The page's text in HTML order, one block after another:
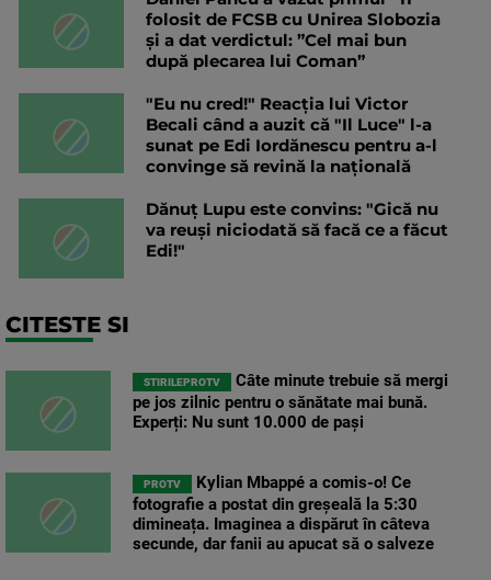
folosit de FCSB cu Unirea Slobozia
și a dat verdictul: ”Cel mai bun
după plecarea lui Coman”
"Eu nu cred!" Reacția lui Victor
Becali când a auzit că "Il Luce" l-a
sunat pe Edi Iordănescu pentru a-l
convinge să revină la națională
Dănuț Lupu este convins: "Gică nu
va reuși niciodată să facă ce a făcut
Edi!"
CITESTE SI
STIRILEPROTV
Câte minute trebuie să mergi
pe jos zilnic pentru o sănătate mai bună.
Experți: Nu sunt 10.000 de pași
PROTV
Kylian Mbappé a comis-o! Ce
fotografie a postat din greșeală la 5:30
dimineața. Imaginea a dispărut în câteva
secunde, dar fanii au apucat să o salveze